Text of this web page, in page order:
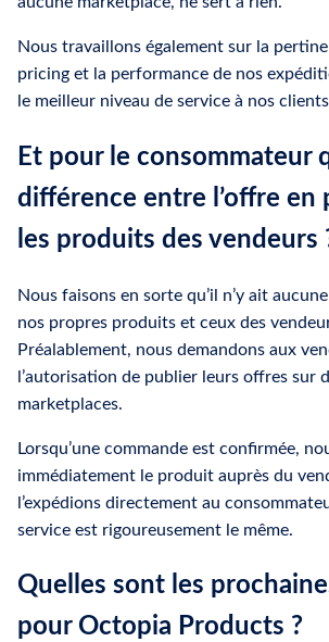
Nous travaillons également sur la
pricing et la performance de nos
le meilleur niveau de service à nos
Et pour le consommateur
différence entre l’offre en
les produits des vendeurs
Nous faisons en sorte qu’il n’y ait
nos propres produits et ceux des
Préalablement, nous demandons aux
l’autorisation de publier leurs offres sur
marketplaces.
Lorsqu’une commande est confirmée,
immédiatement le produit auprès du
l’expédions directement au
service est rigoureusement le même.
Quelles sont les
pour Octopia Products ?